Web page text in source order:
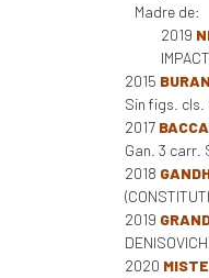
Madre de:
2019
2015
Sin figs. cls.
2017
Gan. 3 carr.
2018
2019
2020